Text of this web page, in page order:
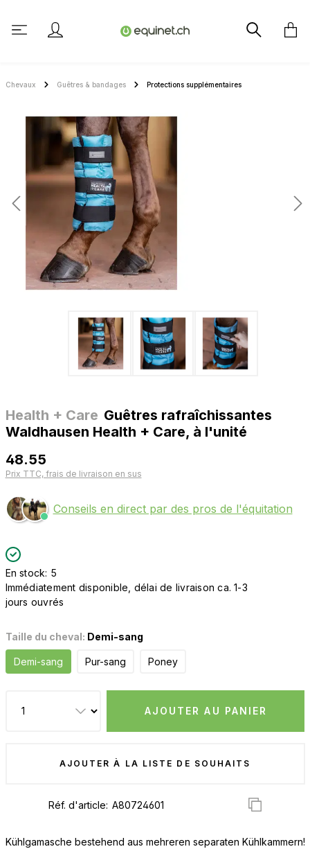
Chevaux Guêtres & bandages Protections supplémentaires
Health + Care Guêtres rafraîchissantes
Waldhausen Health + Care, à l'unité
48.55
Prix TTC, frais de livraison en sus
Conseils en direct par des pros de l'équitation
En stock: 5
Immédiatement disponible, délai de livraison ca. 1-3
jours ouvrés
Taille du cheval: Demi-sang
Demi-sang Pur-sang Poney
AJOUTER AU PANIER
AJOUTER À LA LISTE DE SOUHAITS
Réf. d'article:
Kühlgamasche bestehend aus mehreren separaten Kühlkammern!